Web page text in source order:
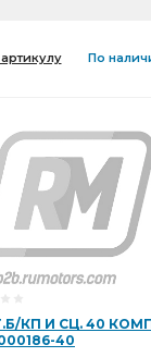
По
КП И СЦ. 40
40